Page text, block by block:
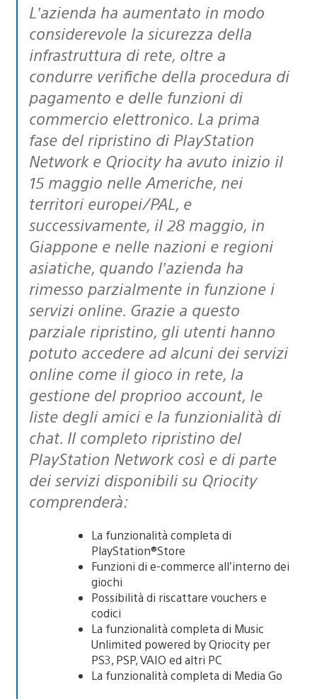
L’azienda ha aumentato in modo
considerevole la sicurezza della
infrastruttura di rete, oltre a
condurre verifiche della procedura di
pagamento e delle funzioni di
commercio elettronico. La prima
fase del ripristino di PlayStation
Network e Qriocity ha avuto inizio il
15 maggio nelle Americhe, nei
territori europei/PAL, e
successivamente, il 28 maggio, in
Giappone e nelle nazioni e regioni
asiatiche, quando l’azienda ha
rimesso parzialmente in funzione i
servizi online. Grazie a questo
parziale ripristino, gli utenti hanno
potuto accedere ad alcuni dei servizi
online come il gioco in rete, la
gestione del proprioo account, le
liste degli amici e la funzionialità di
chat. Il completo ripristino del
PlayStation Network così e di parte
dei servizi disponibili su Qriocity
comprenderà:
La funzionalità completa di
PlayStation®Store
Funzioni di e-commerce all’interno dei
giochi
Possibilità di riscattare vouchers e
codici
La funzionalità completa di Music
Unlimited powered by Qriocity per
PS3, PSP, VAIO ed altri PC
La funzionalità completa di Media Go